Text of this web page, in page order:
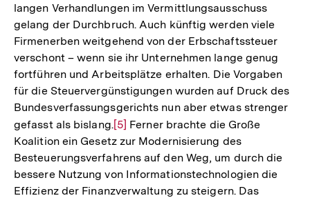
langen Verhandlungen im Vermittlungsausschuss
gelang der Durchbruch. Auch künftig werden viele
Firmenerben weitgehend von der Erbschaftssteuer
verschont – wenn sie ihr Unternehmen lange genug
fortführen und Arbeitsplätze erhalten. Die Vorgaben
für die Steuervergünstigungen wurden auf Druck des
Bundesverfassungsgerichts nun aber etwas strenger
gefasst als bislang.Zur
Auflösung
der
Fußnote
[5] Ferner brachte die Große
Koalition ein Gesetz zur Modernisierung des
Besteuerungsverfahrens auf den Weg, um durch die
bessere Nutzung von Informationstechnologien die
Effizienz der Finanzverwaltung zu steigern. Das